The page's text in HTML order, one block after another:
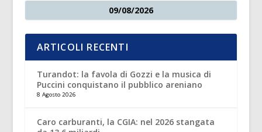
09/08/2026
ARTICOLI RECENTI
Turandot: la favola di Gozzi e la musica di
Puccini conquistano il pubblico areniano
8 Agosto 2026
Caro carburanti, la CGIA: nel 2026 stangata